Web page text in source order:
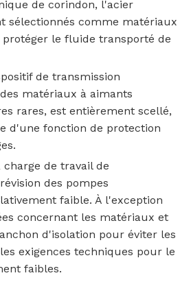
de corindon, l'acier
sélectionnés comme matériaux
le fluide transporté de
de transmission
matériaux à aimants
rares, est entièrement scellé,
d'une fonction de protection
de travail de
des pompes
faible. À l'exception
concernant les matériaux et
d'isolation pour éviter les
exigences techniques pour le
faibles.